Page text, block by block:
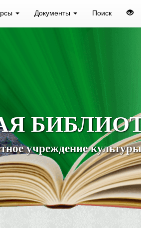
Документы Поиск
учреждение